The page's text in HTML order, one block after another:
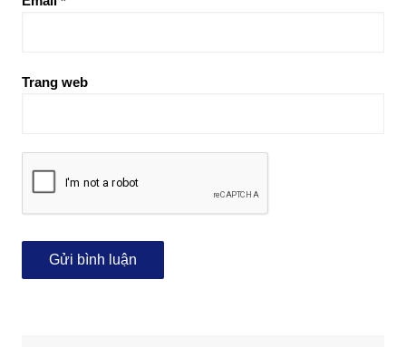
Trang web